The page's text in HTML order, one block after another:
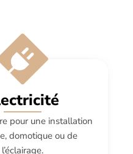
pour une installation
domotique ou de
l’éclairage.